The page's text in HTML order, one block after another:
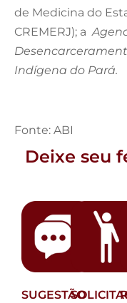
de Medicina do
CREMERJ); a
Indígena do Pará.
Fonte: ABI
Deixe seu
SUGESTÃO